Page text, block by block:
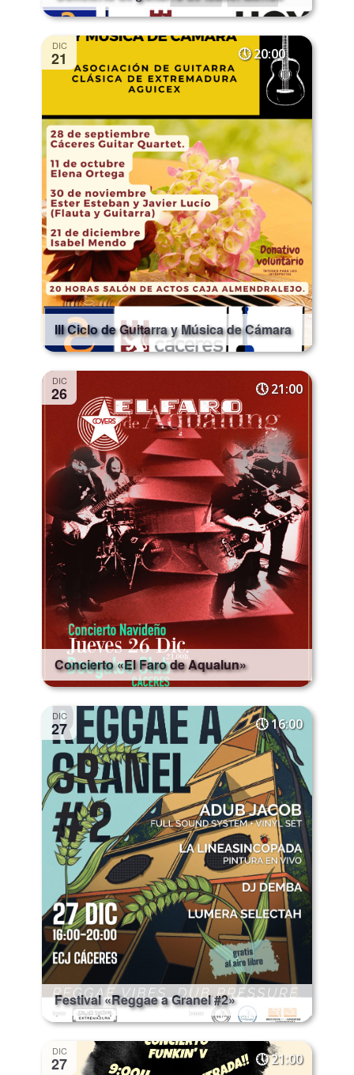
DIC
21 20:00
III Ciclo de Guitarra y Música de Cámara
DIC
26 21:00
Concierto «El Faro de Aqualun»
DIC
27 16:00
Festival «Reggae a Granel #2»
DIC
27 21:00